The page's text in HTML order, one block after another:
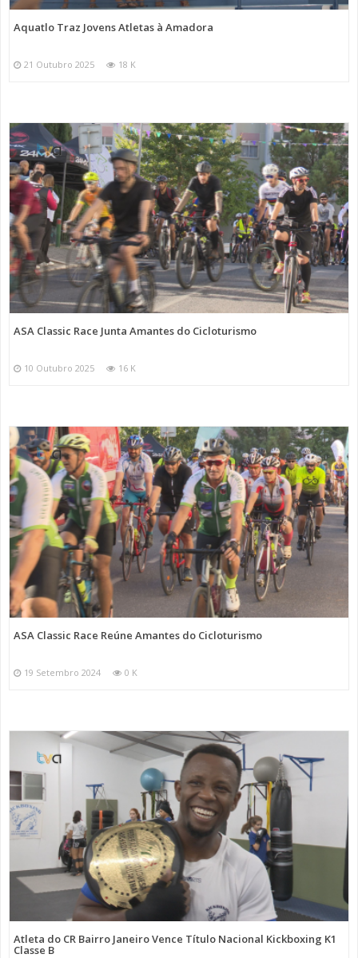
Aquatlo Traz Jovens Atletas à Amadora
21 Outubro 2025 18 K
ASA Classic Race Junta Amantes do Cicloturismo
10 Outubro 2025 16 K
ASA Classic Race Reúne Amantes do Cicloturismo
19 Setembro 2024 0 K
Atleta do CR Bairro Janeiro Vence Título Nacional Kickboxing K1
Classe B